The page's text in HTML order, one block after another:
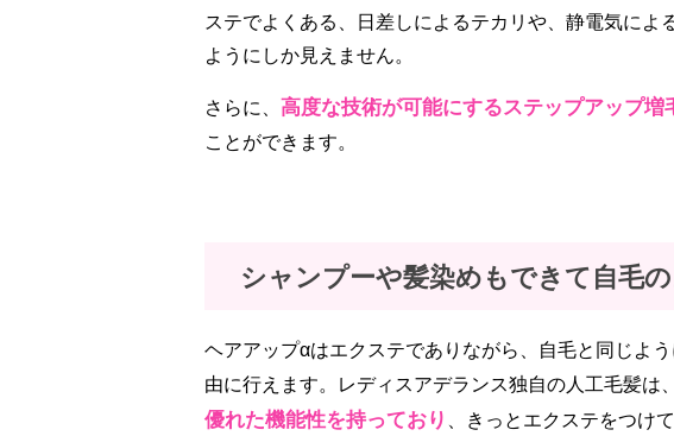
ステでよくある、日差しによるテカリや、静電気に
ようにしか見えません。
さらに、 高度な技術が可能にするステップアップ増
ことができます。
シャンプーや髪染めもできて自毛
ヘアアップαはエクステでありながら、自毛と同じよ
由に行えます。レディスアデランス独自の人工毛髪は、
優れた機能性を持っており
、きっとエクステをつけ